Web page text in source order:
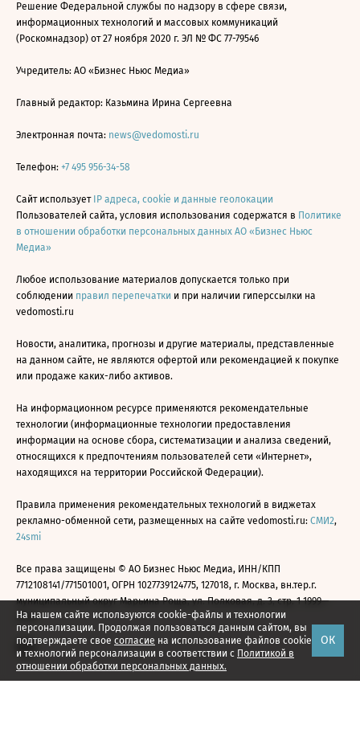
На нашем сайте используются cookie-файлы и технологии
персонализации. Продолжая пользоваться данным сайтом, вы
подтверждаете свое согласие на использование файлов cookie
и технологий персонализации в соответствии с Политикой в
отношении обработки персональных данных.
ОК
Решение Федеральной службы по надзору в сфере связи,
информационных технологий и массовых коммуникаций
(Роскомнадзор) от 27 ноября 2020 г. ЭЛ № ФС 77-79546
Учредитель: АО «Бизнес Ньюс Медиа»
Главный редактор: Казьмина Ирина Сергеевна
Электронная почта: news@vedomosti.ru
Телефон: +7 495 956-34-58
Сайт использует IP адреса, cookie и данные геолокации
Пользователей сайта, условия использования содержатся в Политике
в отношении обработки персональных данных АО «Бизнес Ньюс
Медиа»
Любое использование материалов допускается только при
соблюдении правил перепечатки и при наличии гиперссылки на
vedomosti.ru
Новости, аналитика, прогнозы и другие материалы, представленные
на данном сайте, не являются офертой или рекомендацией к покупке
или продаже каких-либо активов.
На информационном ресурсе применяются рекомендательные
технологии (информационные технологии предоставления
информации на основе сбора, систематизации и анализа сведений,
относящихся к предпочтениям пользователей сети «Интернет»,
находящихся на территории Российской Федерации).
Правила применения рекомендательных технологий в виджетах
рекламно-обменной сети, размещенных на сайте vedomosti.ru: СМИ2,
24smi
Все права защищены © АО Бизнес Ньюс Медиа, ИНН/КПП
7712108141/771501001, ОГРН 1027739124775, 127018, г. Москва, вн.тер.г.
муниципальный округ Марьина Роща, ул. Полковая, д. 3, стр. 1 1999—
2026